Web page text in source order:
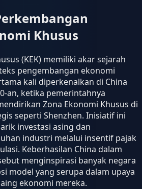
Khusus
(KEK) memiliki akar sejarah
pengembangan ekonomi
kali diperkenalkan di China
an, ketika pemerintahnya
Zona Ekonomi Khusus di
seperti Shenzhen. Inisiatif ini
investasi asing dan
industri melalui insentif pajak
Keberhasilan China dalam
menginspirasi banyak negara
model yang serupa dalam upaya
ekonomi mereka.